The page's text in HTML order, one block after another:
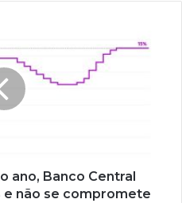
ano, Banco Central
e não se compromete